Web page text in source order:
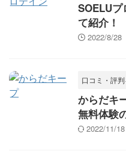
SOELU
て紹介！
2022/8/28
口コミ・評
からだキ
無料体験
2022/11/18